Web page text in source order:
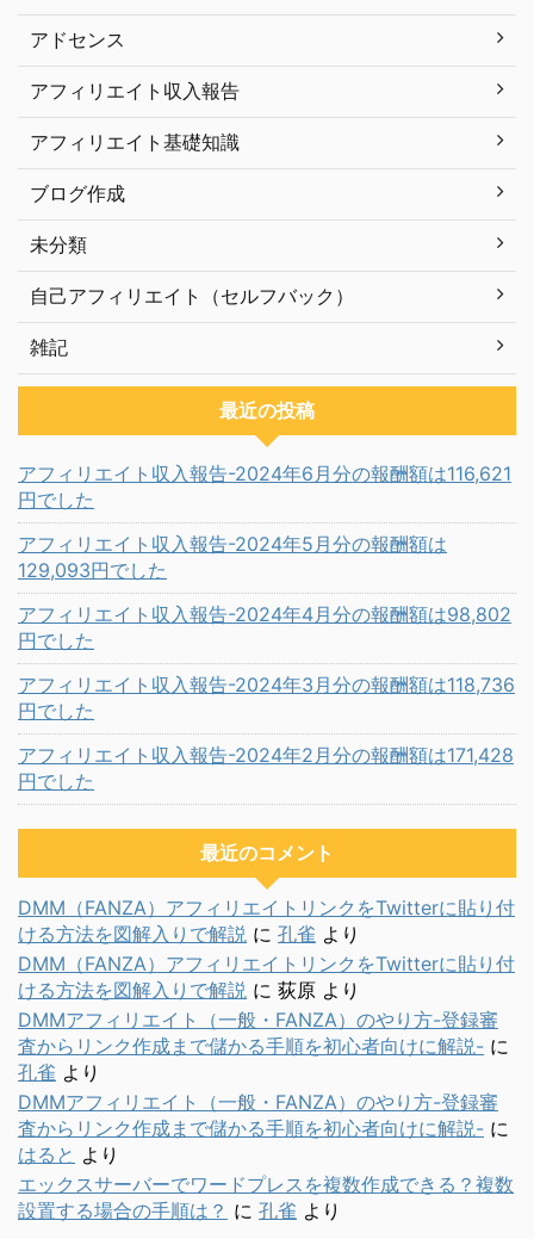
アドセンス
アフィリエイト収入報告
アフィリエイト基礎知識
ブログ作成
未分類
自己アフィリエイト（セルフバック）
雑記
最近の投稿
アフィリエイト収入報告-2024年6月分の報酬額は116,621
円でした
アフィリエイト収入報告-2024年5月分の報酬額は
129,093円でした
アフィリエイト収入報告-2024年4月分の報酬額は98,802
円でした
アフィリエイト収入報告-2024年3月分の報酬額は118,736
円でした
アフィリエイト収入報告-2024年2月分の報酬額は171,428
円でした
最近のコメント
DMM（FANZA）アフィリエイトリンクをTwitterに貼り付
ける方法を図解入りで解説 に 孔雀 より
DMM（FANZA）アフィリエイトリンクをTwitterに貼り付
ける方法を図解入りで解説 に 荻原 より
DMMアフィリエイト（一般・FANZA）のやり方-登録審
査からリンク作成まで儲かる手順を初心者向けに解説- に
孔雀 より
DMMアフィリエイト（一般・FANZA）のやり方-登録審
査からリンク作成まで儲かる手順を初心者向けに解説- に
はると より
エックスサーバーでワードプレスを複数作成できる？複数
設置する場合の手順は？ に 孔雀 より